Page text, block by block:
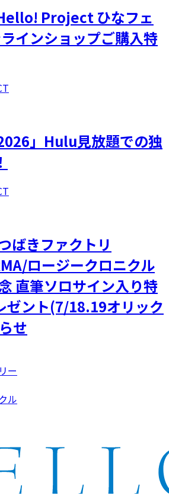
Project ひなフェ
インショップご購入特
」Hulu見放題での独
きファクトリ
ロージークロニクル
直筆ソロサイン入り特
ゼント(7/18.19オリック
せ
ー
ル